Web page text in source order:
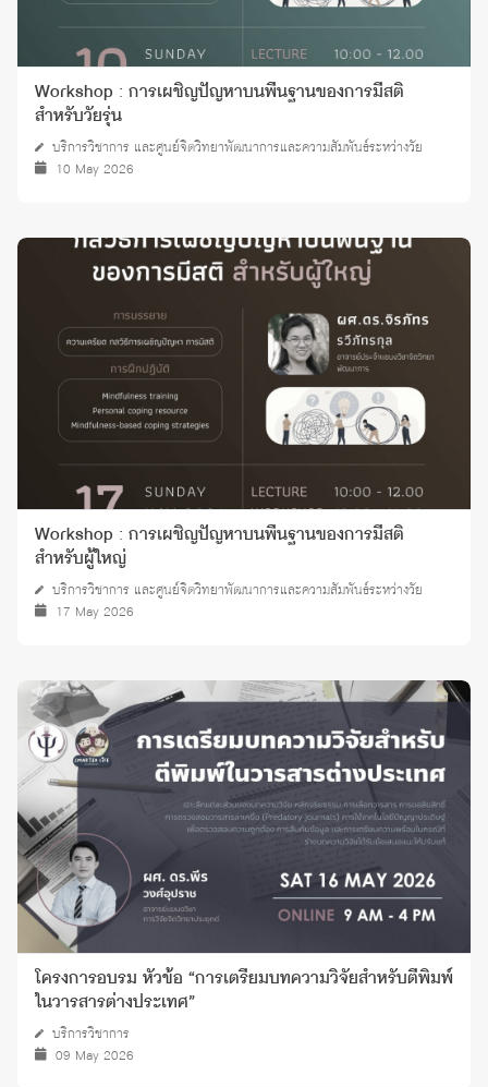
Workshop : การเผชิญปัญหาบนพื้นฐานของการมีสติ
สำหรับวัยรุ่น
บริการวิชาการ และศูนย์จิตวิทยาพัฒนาการและความสัมพันธ์ระหว่างวัย
10 May 2026
Workshop : การเผชิญปัญหาบนพื้นฐานของการมีสติ
สำหรับผู้ใหญ่
บริการวิชาการ และศูนย์จิตวิทยาพัฒนาการและความสัมพันธ์ระหว่างวัย
17 May 2026
โครงการอบรม หัวข้อ “การเตรียมบทความวิจัยสำหรับตีพิมพ์
ในวารสารต่างประเทศ”
บริการวิชาการ
09 May 2026